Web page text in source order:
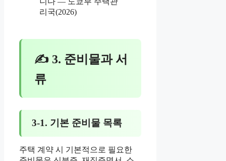
리국(2026)
✍ 3. 준비물과 서
류
3-1. 기본 준비물 목록
주택 계약 시 기본적으로 필요한